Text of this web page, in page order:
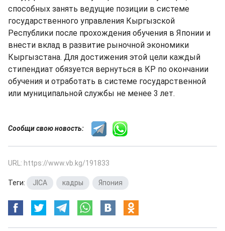
способных занять ведущие позиции в системе
государственного управления Кыргызской
Республики после прохождения обучения в Японии и
внести вклад в развитие рыночной экономики
Кыргызстана. Для достижения этой цели каждый
стипендиат обязуется вернуться в КР по окончании
обучения и отработать в системе государственной
или муниципальной службы не менее 3 лет.
Сообщи свою новость:
URL: https://www.vb.kg/191833
Теги: JICA кадры Япония